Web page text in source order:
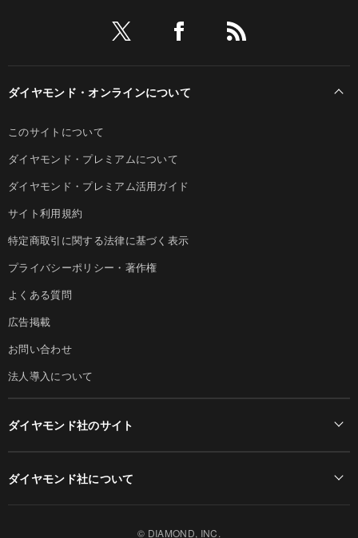
ダイヤモンド・オンラインについて
このサイトについて
ダイヤモンド・プレミアムについて
ダイヤモンド・プレミアム活用ガイド
サイト利用規約
特定商取引に関する法律に基づく表示
プライバシーポリシー・著作権
よくある質問
広告掲載
お問い合わせ
法人導入について
ダイヤモンド社のサイト
ダイヤモンド社について
© DIAMOND, INC.